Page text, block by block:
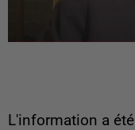
L'information a